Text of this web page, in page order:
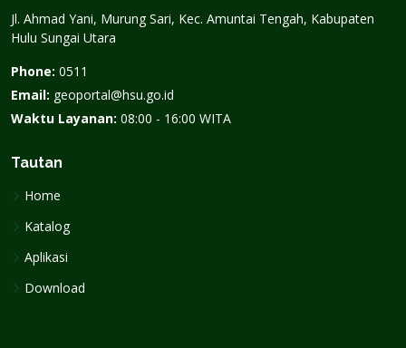
Jl. Ahmad Yani, Murung Sari, Kec. Amuntai Tengah, Kabupaten
Hulu Sungai Utara
Phone: 0511
Email: geoportal@hsu.go.id
Waktu Layanan: 08:00 - 16:00 WITA
Tautan
Home
Katalog
Aplikasi
Download